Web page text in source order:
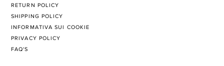
RETURN POLICY
SHIPPING POLICY
INFORMATIVA SUI COOKIE
PRIVACY POLICY
FAQ'S